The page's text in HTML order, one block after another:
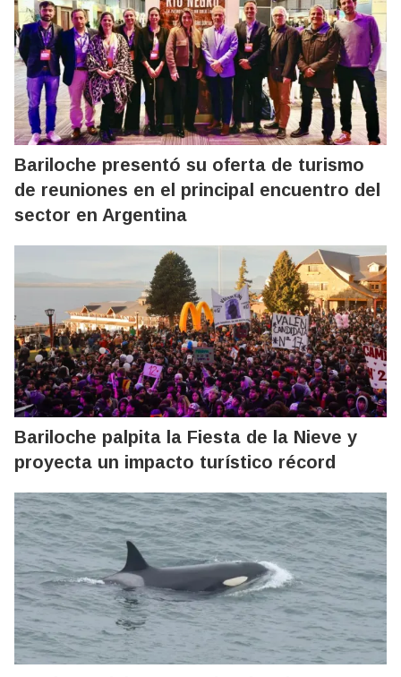
Bariloche presentó su oferta de turismo
de reuniones en el principal encuentro del
sector en Argentina
Bariloche palpita la Fiesta de la Nieve y
proyecta un impacto turístico récord